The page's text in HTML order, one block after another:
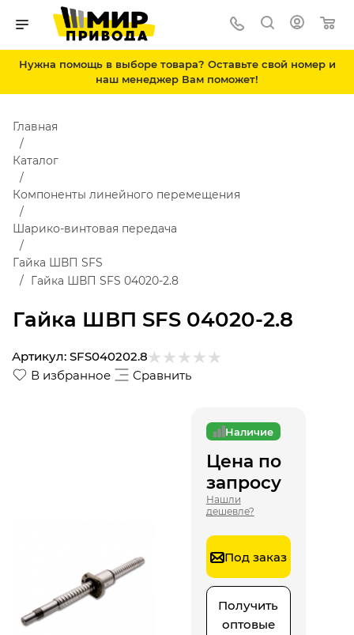
Нужна помощь в выборе товара? Оставьте свой номер и
наш менеджер Вам поможет!
Гайка ШВП SFS 04020-2.8
Главная
Каталог
Компоненты линейного перемещения
Шарико-винтовая передача
Гайка ШВП SFS
Гайка ШВП SFS 04020-2.8
В избранное Сравнить
Артикул: SFS040202.8
Наличие
Цена по
запросу
Нашли
дешевле?
Под заказ
Получить
оптовые